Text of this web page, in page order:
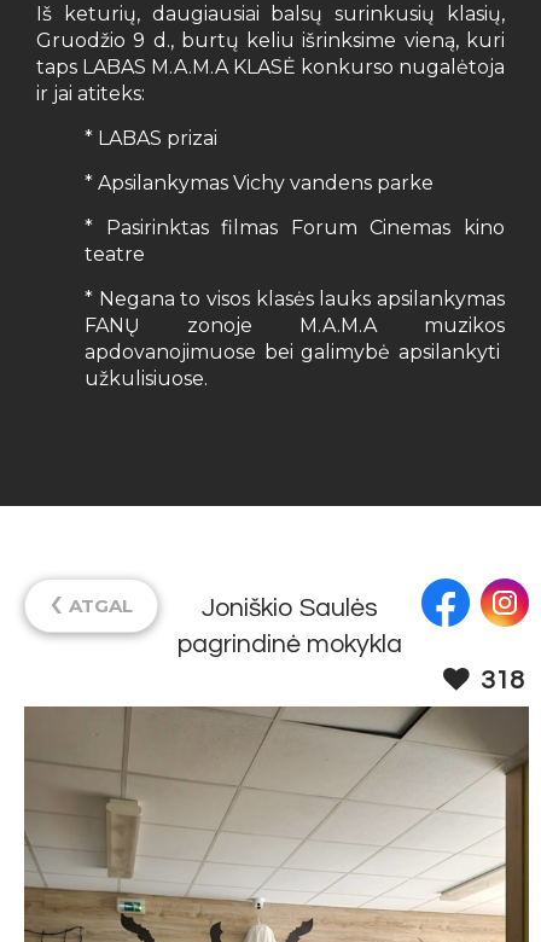
Iš keturių, daugiausiai balsų surinkusių klasių,
Gruodžio 9 d., burtų keliu išrinksime vieną, kuri
taps LABAS M.A.M.A KLASĖ konkurso nugalėtoja
ir jai atiteks:
* LABAS prizai
* Apsilankymas Vichy vandens parke
* Pasirinktas filmas Forum Cinemas kino
teatre
* Negana to visos klasės lauks apsilankymas
FANŲ zonoje M.A.M.A muzikos
apdovanojimuose bei galimybė apsilankyti
užkulisiuose.
‹ ATGAL
Joniškio Saulės
pagrindinė mokykla
318